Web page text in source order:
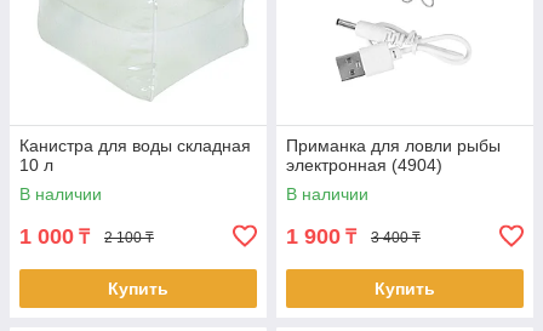
Канистра для воды складная
10 л
В наличии
1 000 ₸ 2 100 ₸
Купить
Приманка для ловли рыбы
электронная (4904)
В наличии
1 900 ₸ 3 400 ₸
Купить